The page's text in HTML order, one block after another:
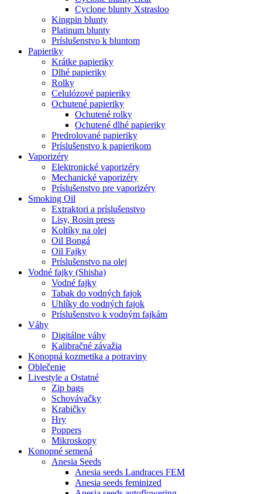
Cyclone blunty Xstrasloo
Kingpin blunty
Platinum blunty
Príslušenstvo k bluntom
Papieriky
Krátke papieriky
Dlhé papieriky
Rolky
Celulózové papieriky
Ochutené papieriky
Ochutené rolky
Ochutené dlhé papieriky
Predrolované papieriky
Príslušenstvo k papierikom
Vaporizéry
Elektronické vaporizéry
Mechanické vaporizéry
Príslušenstvo pre vaporizéry
Smoking Oil
Extraktori a príslušenstvo
Lisy, Rosin press
Koltíky na olej
Oil Bongá
Oil Fajky
Príslušenstvo na olej
Vodné fajky (Shisha)
Vodné fajky
Tabak do vodných fajok
Uhlíky do vodných fajok
Príslušenstvo k vodným fajkám
Váhy
Digitálne váhy
Kalibračné závažia
Konopná kozmetika a potraviny
Oblečenie
Livestyle a Ostatné
Zip bags
Schovávačky
Krabičky
Hry
Poppers
Mikroskopy
Konopné semená
Anesia Seeds
Anesia seeds Landraces FEM
Anesia seeds feminized